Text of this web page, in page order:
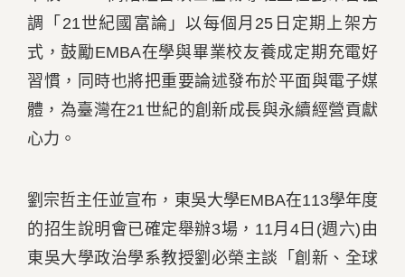
調「21世紀國富論」以每個月25日定期上架方
式，鼓勵EMBA在學與畢業校友養成定期充電好
習慣，同時也將把重要論述發布於平面與電子媒
體，為臺灣在21世紀的創新成長與永續經營貢獻
心力。
劉宗哲主任並宣布，東吳大學EMBA在113學年度
的招生說明會已確定舉辦3場，11月4日(週六)由
東吳大學政治學系教授劉必榮主談「創新、全球